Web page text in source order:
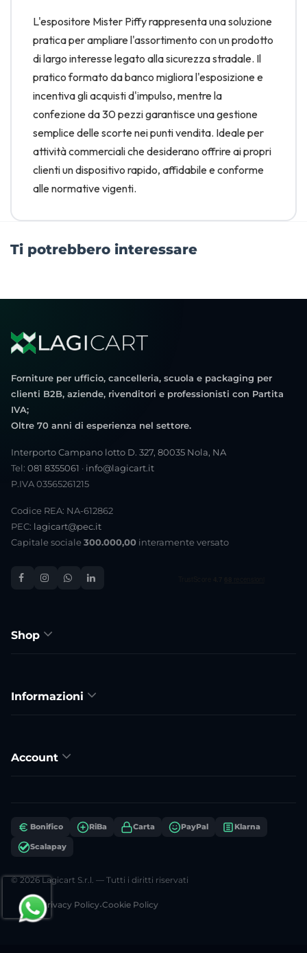
L'espositore Mister Piffy rappresenta una soluzione
pratica per ampliare l'assortimento con un prodotto
di largo interesse legato alla sicurezza stradale. Il
pratico formato da banco migliora l'esposizione e
incentiva gli acquisti d'impulso, mentre la
confezione da 30 pezzi garantisce una gestione
semplice delle scorte nei punti vendita. Ideale per
attività commerciali che desiderano offrire ai propri
clienti un dispositivo rapido, affidabile e conforme
alle normative vigenti.
Ti potrebbero interessare
Forniture per ufficio, cancelleria, scuola e packaging per
clienti B2B, aziende, rivenditori e professionisti con Partita
IVA;
Oltre 70 anni di esperienza nel settore.
Interporto Campano lotto D. 327, 80035 Nola, NA
Tel: 081 8355061 · info@lagicart.it
P.IVA 03565261215
Codice REA: NA-612862
PEC: lagicart@pec.it
Capitale sociale 300.000,00 interamente versato
Shop
Informazioni
Account
Bonifico RiBa Carta PayPal Klarna
Scalapay
© 2026 Lagicart S.r.l. — Tutti i diritti riservati
Privacy Policy•Cookie Policy